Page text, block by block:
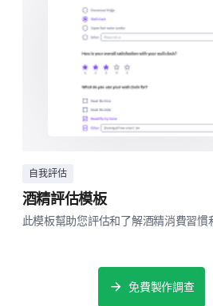
請說明您對與我們工作
我們希望確保我們的設施對
自我評估
酒精評估模板
此模板幫助您評估和了解酒精消費習慣
免費製作調查